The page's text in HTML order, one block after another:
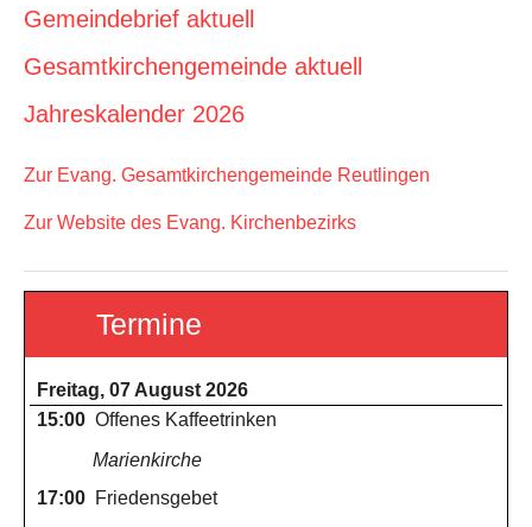
Gemeindebrief aktuell
Gesamtkirchengemeinde aktuell
Jahreskalender 2026
Zur Evang. Gesamtkirchengemeinde Reutlingen
Zur Website des Evang. Kirchenbezirks
Termine
Freitag, 07 August 2026
15:00 Offenes Kaffeetrinken
Marienkirche
17:00 Friedensgebet